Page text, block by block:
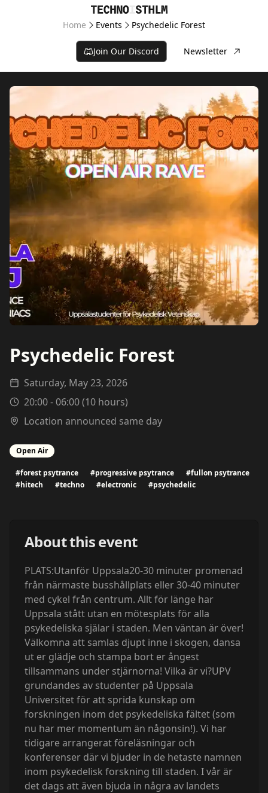
Home Events Psychedelic Forest
Join Our Discord Newsletter
Psychedelic Forest
Saturday, May 23, 2026
20:00-06:00(10 hours)
Location announced same day
Open Air
#forest psytrance #progressive psytrance #fullon psytrance
#hitech #techno #electronic #psychedelic
About this event
PLATS:Utanför Uppsala20-30 minuter promenad
från närmaste busshållplats eller 30-40 minuter
med cykel från centrum. Allt för länge har
Uppsala stått utan en mötesplats för alla
psykedeliska själar i staden. Men väntan är över!
Välkomna att samlas djupt inne i skogen, dansa
ut er glädje och stampa bort er ångest
tillsammans under stjärnorna! Vilka är vi?UPV
grundandes av studenter på Uppsala
Universitet för att sprida kunskap om
forskningen inom det psykedeliska fältet (som
nu har mer momentum än någonsin!). Vi har
tidigare arrangerat föreläsningar och
konferenser där vi bjuder in de hetaste namnen
inom psykedelisk forskning till staden. I vår är
det dags att även bjuda in några av landets